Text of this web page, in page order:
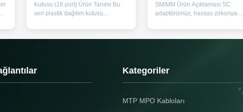
Kutusu (16 port) Ürün Tanımı Bu
seri plastik dağıtım kutusu,
hava, koridor veya zayıf akım silo
uygulamaları için uygundur.Yerel
SM/MM Ürün Açıklaması SC
adaptörümüz, hassas zirkonya
manşonlu bir plastik muhafaza
içerir. Zirkonya manşon, gelişmiş
uygulamalar için ideal hale getirir.
Fosfor bronz manşon, çok ...
Kategoriler
MTP MPO Kabloları